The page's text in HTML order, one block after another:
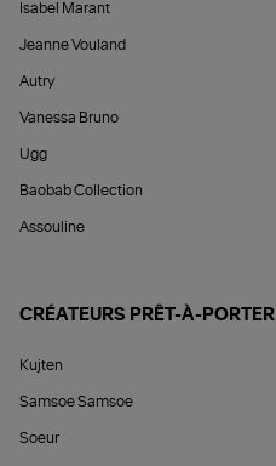
Isabel Marant
Jeanne Vouland
Autry
Vanessa Bruno
Ugg
Baobab Collection
Assouline
CRÉATEURS PRÊT-À-PORTER
Kujten
Samsoe Samsoe
Soeur